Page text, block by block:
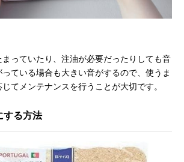
っていたり、注油が必要だったりしても音
ている場合も大きい音がするので、使うま
てメンテナンスを行うことが大切です。
する方法